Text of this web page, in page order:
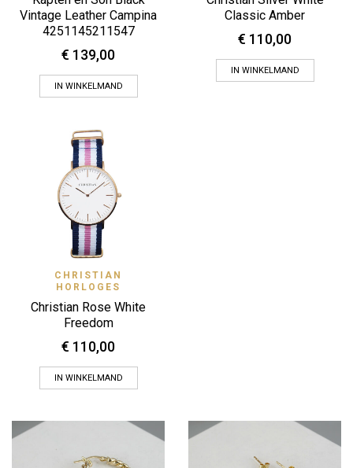
Vintage Leather Campina
4251145211547
€ 139,00
IN WINKELMAND
Classic Amber
€ 110,00
IN WINKELMAND
CHRISTIAN
HORLOGES
Christian Rose White
Freedom
€ 110,00
IN WINKELMAND